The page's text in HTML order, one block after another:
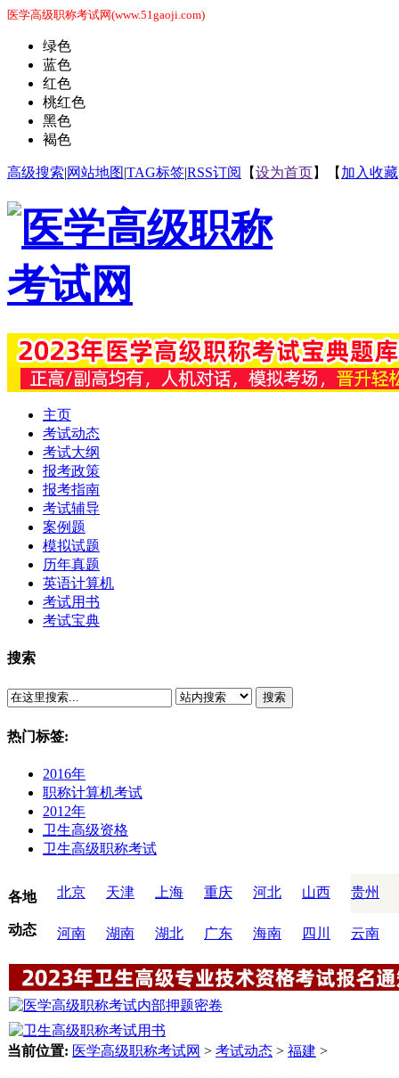
医学高级职称考试网(www.51gaoji.com)
绿色
蓝色
红色
桃红色
黑色
褐色
高级搜索|网站地图|TAG标签|RSS订阅 【设为首页】【 加入收藏
主页
考试动态
考试大纲
报考政策
报考指南
考试辅导
案例题
模拟试题
历年真题
英语计算机
考试用书
考试宝典
搜索
搜索
热门标签:
2016年
职称计算机考试
2012年
卫生高级资格
卫生高级职称考试
各地
动态
北京 天津 上海 重庆 河北 山西 贵州
河南 湖南 湖北 广东 海南 四川 云南
当前位置: 医学高级职称考试网 > 考试动态 > 福建 >